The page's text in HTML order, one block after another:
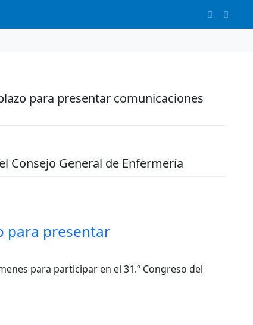
para presentar comunicaciones
Consejo General de Enfermería
para presentar
para participar en el 31.º Congreso del